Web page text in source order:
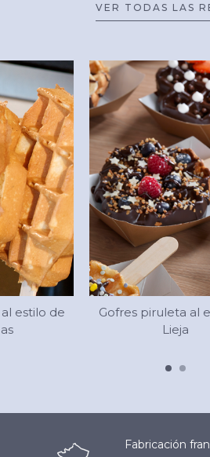
VER TODAS LAS
estilo de
Gofres piruleta al
Lieja
Fabricación